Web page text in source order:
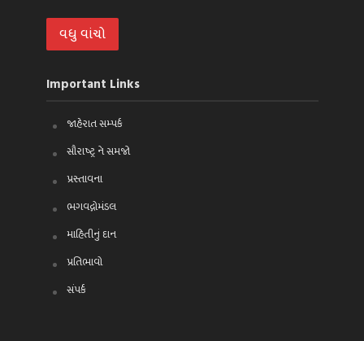
વધુ વાંચો
Important Links
જાહેરાત સમ્પર્ક
સૌરાષ્ટ્ર ને સમજો
પ્રસ્તાવના
ભગવદ્ગોમંડલ
માહિતીનું દાન
પ્રતિભાવો
સંપર્ક